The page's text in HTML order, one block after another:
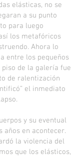
elásticas, no se
a su punto
para luego
los metafóricos
Ahora lo
entre los pequeños
de la galería fue
de ralentización
el inmediato
y su eventual
años en acontecer.
la violencia del
que los elásticos,